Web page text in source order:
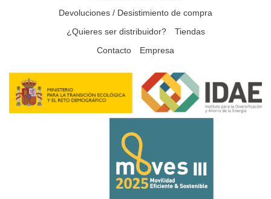
Devoluciones / Desistimiento de compra
¿Quieres ser distribuidor?
Tiendas
Contacto
Empresa